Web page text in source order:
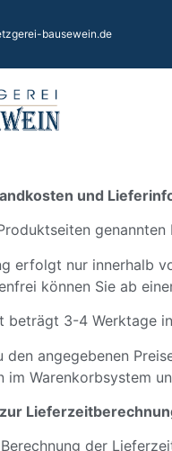
bausewein.de
und
erfolgt nur innerhalb
können Sie ab
beträgt 3-4 Werktage
den angegebenen
im Warenkorbsystem
der